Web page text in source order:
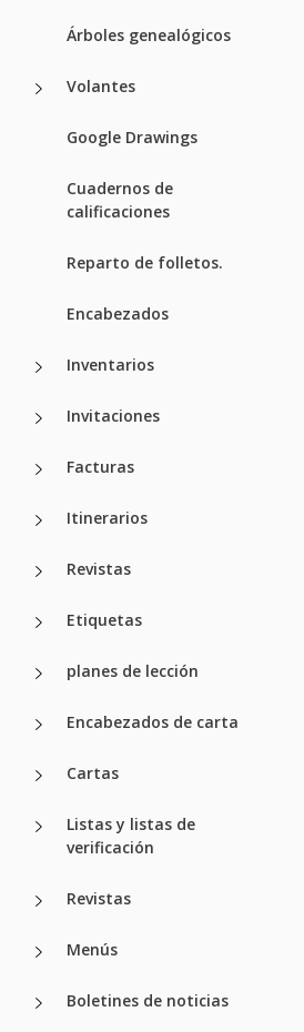
Árboles genealógicos
Volantes
Google Drawings
Cuadernos de
calificaciones
Reparto de folletos.
Encabezados
Inventarios
Invitaciones
Facturas
Itinerarios
Revistas
Etiquetas
planes de lección
Encabezados de carta
Cartas
Listas y listas de
verificación
Revistas
Menús
Boletines de noticias